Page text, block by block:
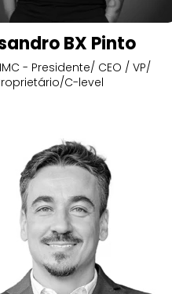
BX Pinto
- Presidente/ CEO / VP/
C-level